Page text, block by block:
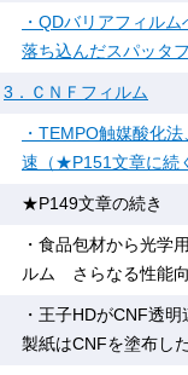
・QDバリアフィル
落ち込んだスパッタ
3．ＣＮＦフィルム
・TEMPO触媒酸化
速（★P151文章に続
★P149文章の続き
・食品包材から光学
ルム さらなる性能
・王子HDがCNF透
製紙はCNFを塗布し